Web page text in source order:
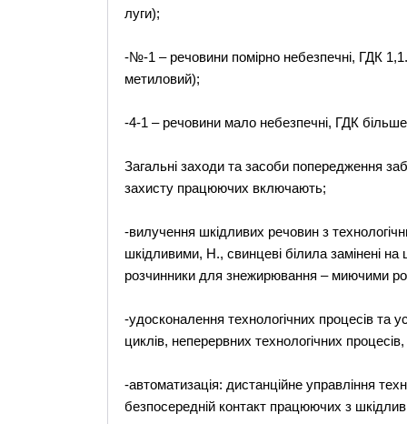
луги);
-№-1 – речовини помірно небезпечні, ГДК
метиловий);
-4-1 – речовини мало небезпечні, ГДК
Загальні заходи та засоби попередження
захисту працюючих включають;
-вилучення шкідливих речовин з
шкідливими, Н., свинцеві білила замінені
розчинники для знежирювання – миючими
-удосконалення технологічних процесів та
циклів, неперервних технологічних
-автоматизація: дистанційне управління
безпосередній контакт працюючих з